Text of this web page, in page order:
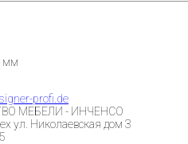
мм
profi.de
МЕБЕЛИ - ИНЧЕНСО
ул. Николаевская дом 3